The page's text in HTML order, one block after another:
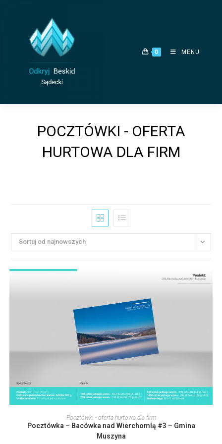
0 MENU
POCZTÓWKI - OFERTA
HURTOWA DLA FIRM
Sortuj od najnowszych
WYBIERZ OPCJE
produkt
ma
wiele
wariantów.
Opcje
Pocztówki - oferta hurtowa dla firm
Pocztówka – Bacówka nad Wierchomlą #3 – Gmina
Muszyna